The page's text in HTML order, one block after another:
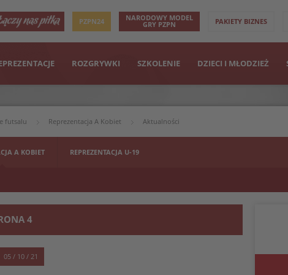
PZPN24 NARODOWY MODEL
GRY PZPN PAKIETY BIZNES
ROZGRYWKI SZKOLENIE DZIECI I MŁODZIEŻ
futsalu Reprezentacja A Kobiet Aktualności
A KOBIET REPREZENTACJA U-19
4
05 / 10 / 21